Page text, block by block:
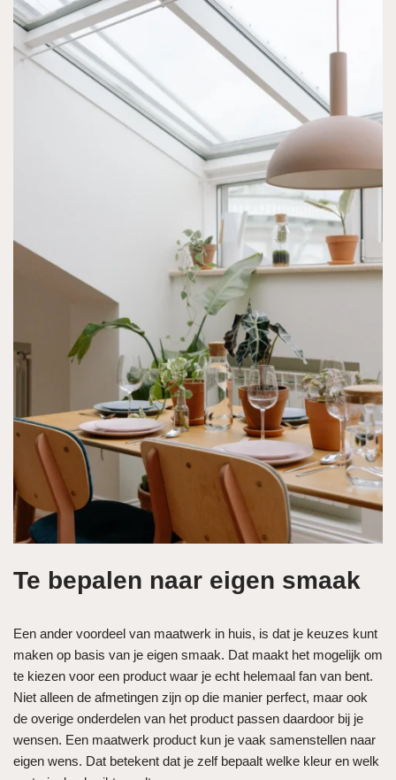
Te bepalen naar eigen smaak
Een ander voordeel van maatwerk in huis, is dat je keuzes kunt
maken op basis van je eigen smaak. Dat maakt het mogelijk om
te kiezen voor een product waar je echt helemaal fan van bent.
Niet alleen de afmetingen zijn op die manier perfect, maar ook
de overige onderdelen van het product passen daardoor bij je
wensen. Een maatwerk product kun je vaak samenstellen naar
eigen wens. Dat betekent dat je zelf bepaalt welke kleur en welk